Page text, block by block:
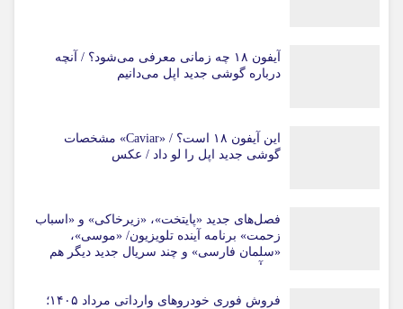
آیفون ۱۸ چه زمانی معرفی می‌شود؟ / آنچه
درباره گوشی جدید اپل می‌دانیم
این آیفون ۱۸ است؟ / «Caviar» مشخصات
گوشی جدید اپل را لو داد / عکس
فصل‌های جدید «پایتخت»، «زیرخاکی» و «اسباب
زحمت» برنامه آینده تلویزیون/ «موسی»،
«سلمان فارسی» و چند سریال جدید دیگر هم
می‌آیند
فروش فوری خودروهای وارداتی مرداد ۱۴۰۵؛